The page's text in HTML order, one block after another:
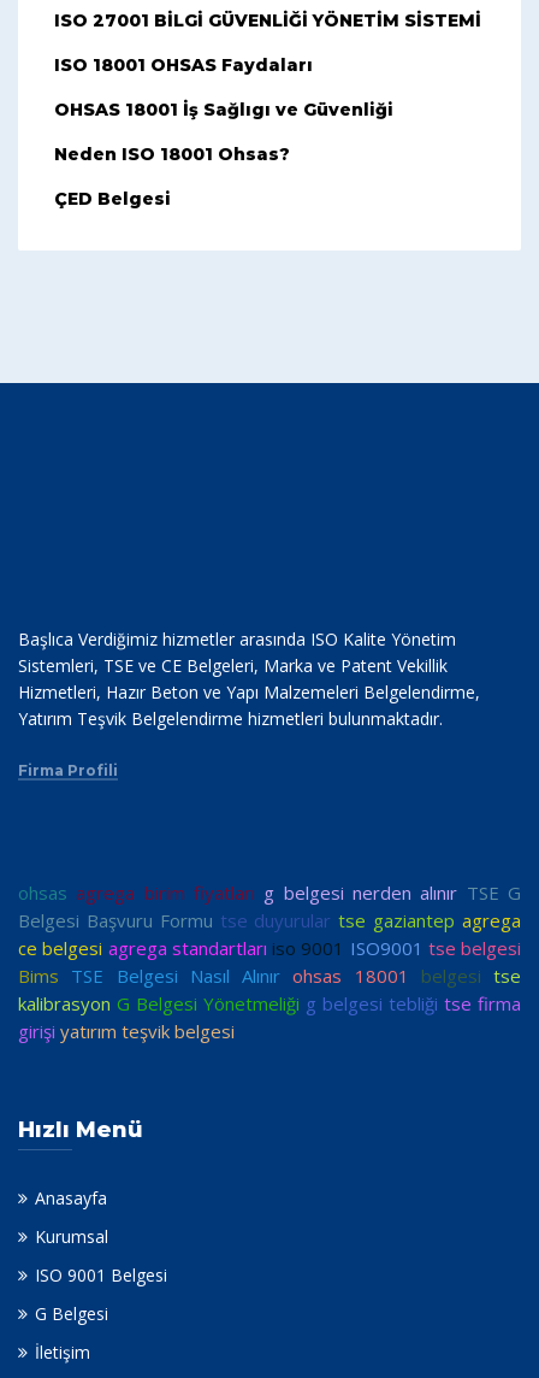
ISO 27001 BİLGİ GÜVENLİĞİ YÖNETİM SİSTEMİ
ISO 18001 OHSAS Faydaları
OHSAS 18001 İş Sağlıgı ve Güvenliği
Neden ISO 18001 Ohsas?
ÇED Belgesi
Başlıca Verdiğimiz hizmetler arasında ISO Kalite Yönetim
Sistemleri, TSE ve CE Belgeleri, Marka ve Patent Vekillik
Hizmetleri, Hazır Beton ve Yapı Malzemeleri Belgelendirme,
Yatırım Teşvik Belgelendirme hizmetleri bulunmaktadır.
Firma Profili
ohsas agrega birim fiyatları g belgesi nerden alınır TSE G
Belgesi Başvuru Formu tse duyurular tse gaziantep agrega
ce belgesi agrega standartları iso 9001 ISO9001 tse belgesi
Bims TSE Belgesi Nasıl Alınır ohsas 18001 belgesi tse
kalibrasyon G Belgesi Yönetmeliği g belgesi tebliği tse firma
girişi yatırım teşvik belgesi
Hızlı Menü
Anasayfa
Kurumsal
ISO 9001 Belgesi
G Belgesi
İletişim